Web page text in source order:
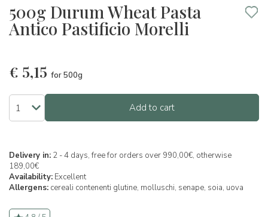
500g Durum Wheat Pasta
Antico Pastificio Morelli
€ 5,15 for 500g
Add to cart
Delivery in: 2 - 4 days, free for orders over 990,00€, otherwise
189,00€
Availability: Excellent
Allergens: cereali contenenti glutine, molluschi, senape, soia, uova